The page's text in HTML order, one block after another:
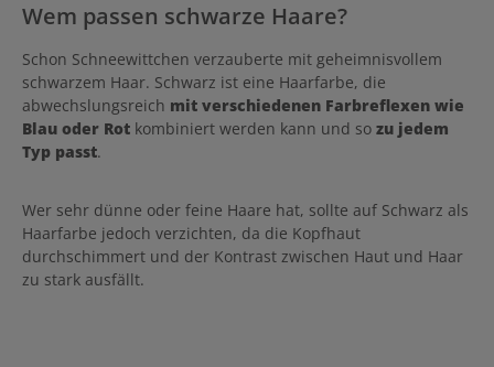
Wem passen schwarze Haare?
Schon Schneewittchen verzauberte mit geheimnisvollem
schwarzem Haar. Schwarz ist eine Haarfarbe, die
abwechslungsreich mit verschiedenen Farbreflexen wie
Blau oder Rot kombiniert werden kann und so zu jedem
Typ passt.
Wer sehr dünne oder feine Haare hat, sollte auf Schwarz als
Haarfarbe jedoch verzichten, da die Kopfhaut
durchschimmert und der Kontrast zwischen Haut und Haar
zu stark ausfällt.